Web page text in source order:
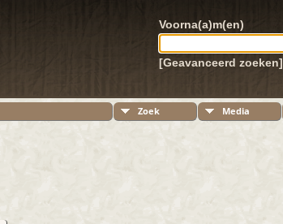
Voorna(a)m(en)
[Geavanceerd zoeken]
Zoek Media